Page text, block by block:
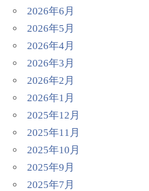
2026年6月
2026年5月
2026年4月
2026年3月
2026年2月
2026年1月
2025年12月
2025年11月
2025年10月
2025年9月
2025年7月